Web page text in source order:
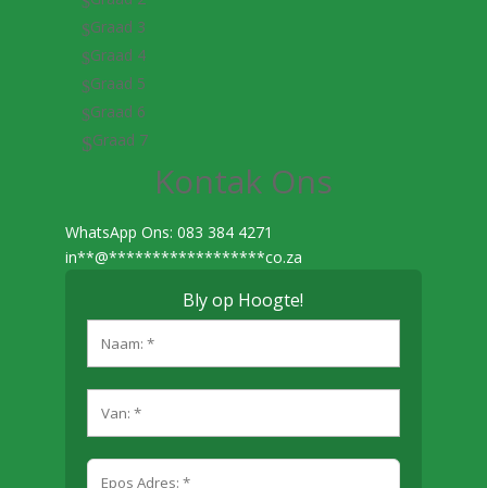
$Graad 3
$Graad 4
$Graad 5
$Graad 6
$Graad 7
Kontak Ons
WhatsApp Ons: 083 384 4271
in**@******************co.za
Bly op Hoogte!